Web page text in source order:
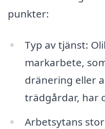
punkter:
Typ av tjänst:
markarbete,
dränering eller
trädgårdar, har
Arbetsytans